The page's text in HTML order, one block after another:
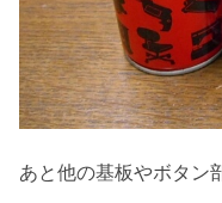
あと他の基板やボタン